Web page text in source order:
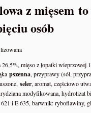
z mięsem to
osób
mięso z łopatki wieprzowej
pszenna, przyprawy (sól,
seler, aromat, częściowo
modyfikowana, hydrolizat
621 i E 635, barwnik: ryboflawiny,